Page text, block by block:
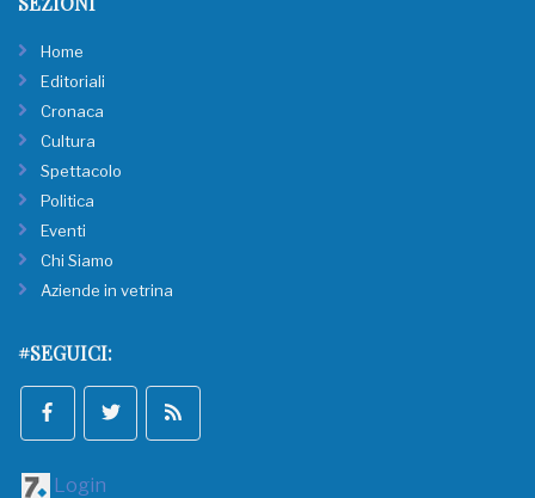
Home
Editoriali
Cronaca
Cultura
Spettacolo
Politica
Eventi
Chi Siamo
Aziende in vetrina
#SEGUICI:
Login